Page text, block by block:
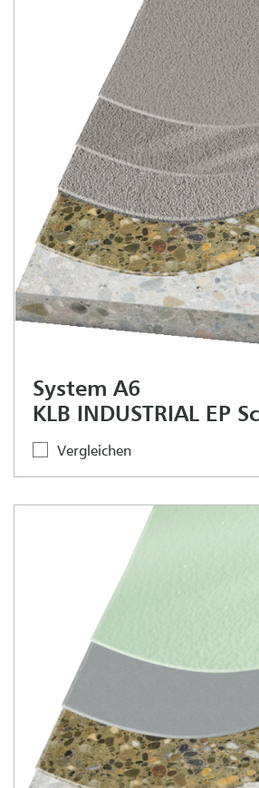
System A6
KLB INDUSTRIAL EP
Vergleichen